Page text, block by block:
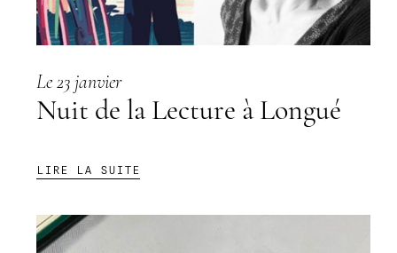
Le 23 janvier
Nuit de la Lecture à Longué
LIRE LA SUITE
NUIT
LA